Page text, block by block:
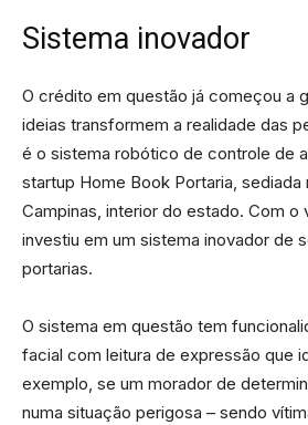
Sistema inovador
O crédito em questão já começou a
ideias transformem a realidade das
é o sistema robótico de controle de
startup Home Book Portaria, sediada
Campinas, interior do estado. Com o
investiu em um sistema inovador de
portarias.
O sistema em questão tem
facial com leitura de expressão que
exemplo, se um morador de
numa situação perigosa – sendo